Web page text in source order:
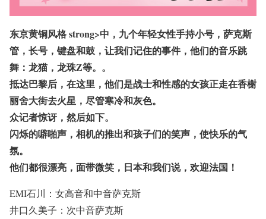
东京黄铜风格 strong>中，九个年轻女性手持小号，萨克斯
管，长号，键盘和鼓，让我们记住的事件，他们的音乐跳
舞：龙猫，龙珠Z等。。
抵达巴黎后，在这里，他们是战士和性感的女孩正走在香榭
丽舍大街去火星，尽管寒冷和灰色。
众记者惊讶，然后如下。
闪烁的噼啪声，相机的推出和孩子们的笑声，使快乐的气
氛。
他们都很漂亮，面带微笑，日本和我们说，欢迎法国！
EMI石川：女高音和中音萨克斯
井口久美子：次中音萨克斯